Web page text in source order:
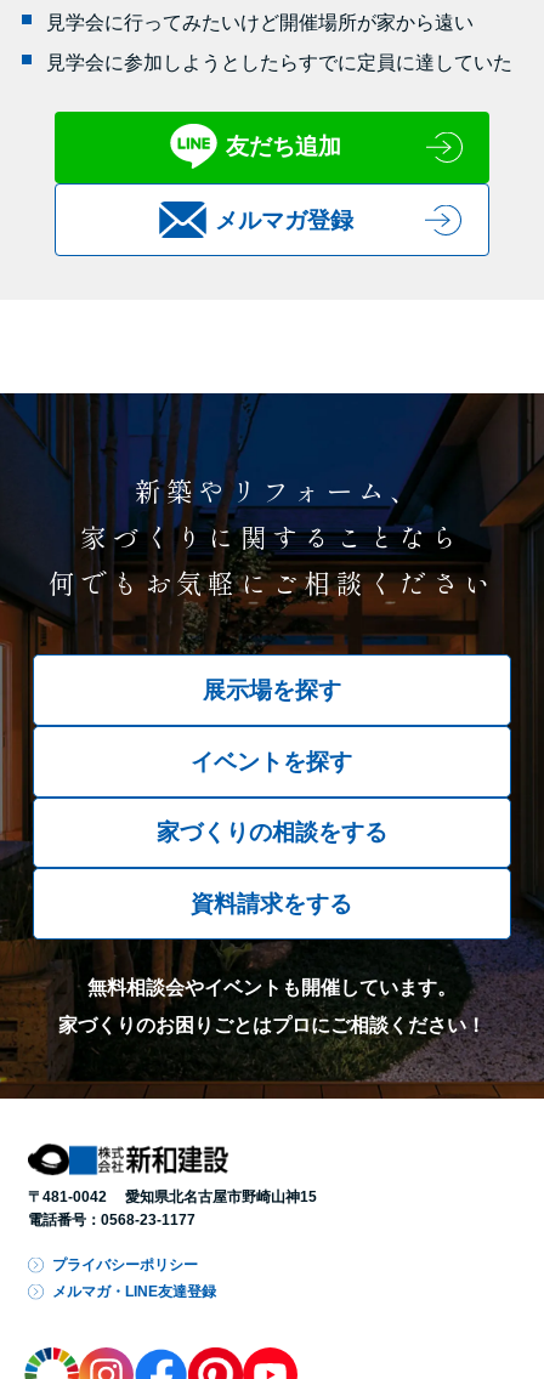
見学会に行ってみたいけど開催場所が家から遠い
見学会に参加しようとしたらすでに定員に達していた
友だち追加
メルマガ登録
新築やリフォーム、
家づくりに関することなら
何でもお気軽にご相談ください
展示場を探す
イベントを探す
家づくりの相談をする
資料請求をする
無料相談会やイベントも開催しています。
家づくりのお困りごとはプロにご相談ください！
〒481-0042 愛知県北名古屋市野崎山神15
電話番号： 0568-23-1177
プライバシーポリシー
メルマガ・LINE友達登録